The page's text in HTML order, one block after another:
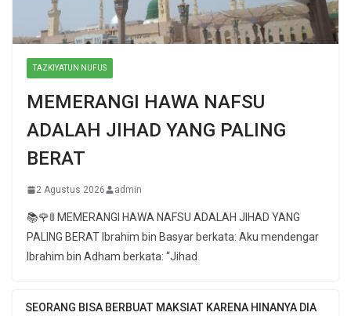
TAZKIYATUN NUFUS
MEMERANGI HAWA NAFSU
ADALAH JIHAD YANG PALING
BERAT
2 Agustus 2026 admin
📚🌹🚦 MEMERANGI HAWA NAFSU ADALAH JIHAD YANG
PALING BERAT Ibrahim bin Basyar berkata: Aku mendengar
Ibrahim bin Adham berkata: “Jihad
SEORANG BISA BERBUAT MAKSIAT KARENA HINANYA DIA